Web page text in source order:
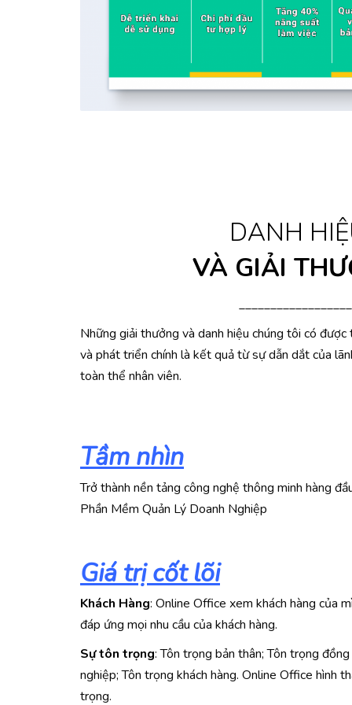
DANH
VÀ GIẢI
Những giải thưởng và danh hiệu chúng tôi có
và phát triển chính là kết quả từ sự dẫn dắt của
toàn thể nhân viên.
Tầm nhìn
Trở thành nền tảng công nghệ thông minh hàng
Phần Mềm Quản Lý Doanh Nghiệp
Giá trị cốt lõi
Khách Hàng: Online Office xem khách hàng của
đáp ứng mọi nhu cầu của khách hàng.
Sự tôn trọng: Tôn trọng bản thân; Tôn trọng
nghiệp; Tôn trọng khách hàng. Online Office hình
trọng.